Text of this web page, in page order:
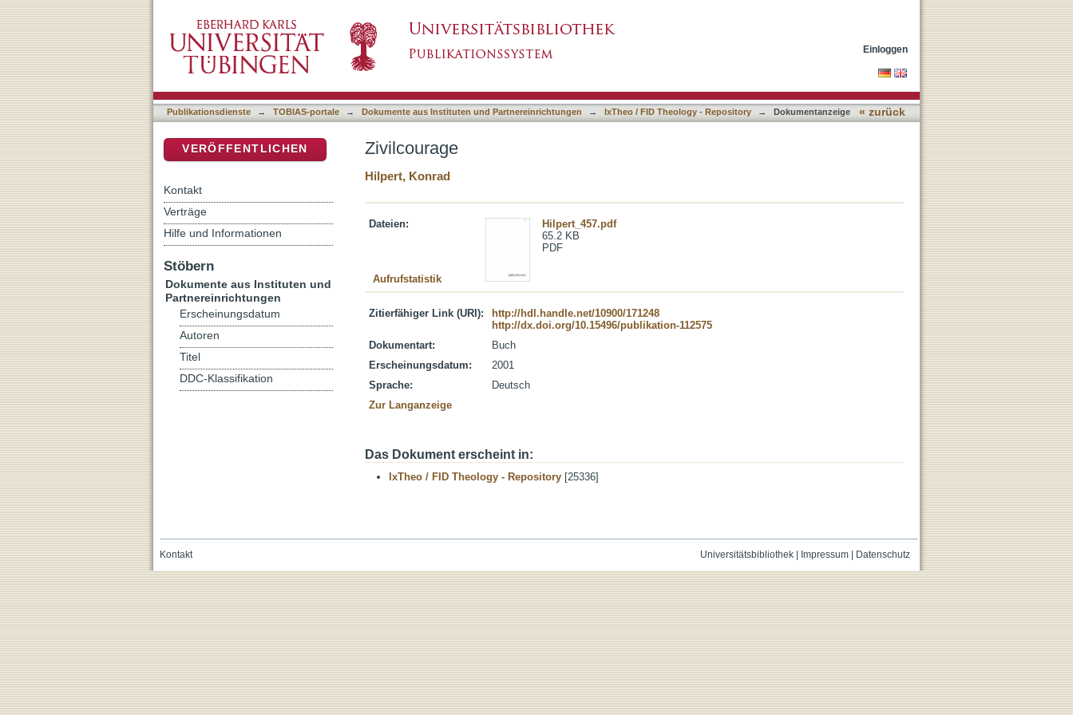
Einloggen
Publikationsdienste → TOBIAS-portale → Dokumente aus Instituten und Partnereinrichtungen → IxTheo / FID Theology - Repository → Dokumentanzeige « zurück
Zivilcourage
Hilpert, Konrad
Dateien:
Hilpert_457.pdf
65.2 KB
PDF
Aufrufstatistik
Zitierfähiger Link (URI):
http://hdl.handle.net/10900/171248
http://dx.doi.org/10.15496/publikation-112575
Dokumentart:
Buch
Erscheinungsdatum:
2001
Sprache:
Deutsch
Zur Langanzeige
Das Dokument erscheint in:
IxTheo / FID Theology - Repository [25336]
VERÖFFENTLICHEN
Kontakt
Verträge
Hilfe und Informationen
Stöbern
Dokumente aus Instituten und
Partnereinrichtungen
Erscheinungsdatum
Autoren
Titel
DDC-Klassifikation
Universitätsbibliothek| Impressum| Datenschutz
Kontakt